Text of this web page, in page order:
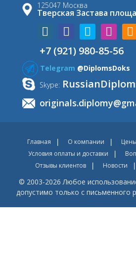
125047 Москва
Тверская Застава
+7 (921) 980-85-56
Telegram @DiplomsDoks
Skype:
Главная О компании
Условия оплаты и доставки
Отзывы клиентов
Новости
© 2003-2026 Любое
допустимо только с письменного